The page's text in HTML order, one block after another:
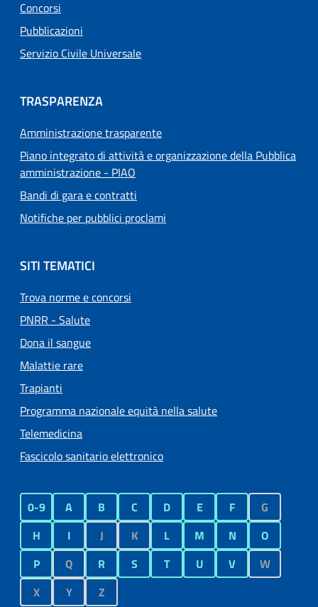
Concorsi
Pubblicazioni
Servizio Civile Universale
TRASPARENZA
Amministrazione trasparente
Piano integrato di attività e organizzazione della Pubblica
amministrazione - PIAO
Bandi di gara e contratti
Notifiche per pubblici proclami
SITI TEMATICI
Trova norme e concorsi
PNRR - Salute
Dona il sangue
Malattie rare
Trapianti
Programma nazionale equità nella salute
Telemedicina
Fascicolo sanitario elettronico
0-9 A B C D E F
G
H
I J K L M N
O
P
Q R S T U V
W
X
Y Z